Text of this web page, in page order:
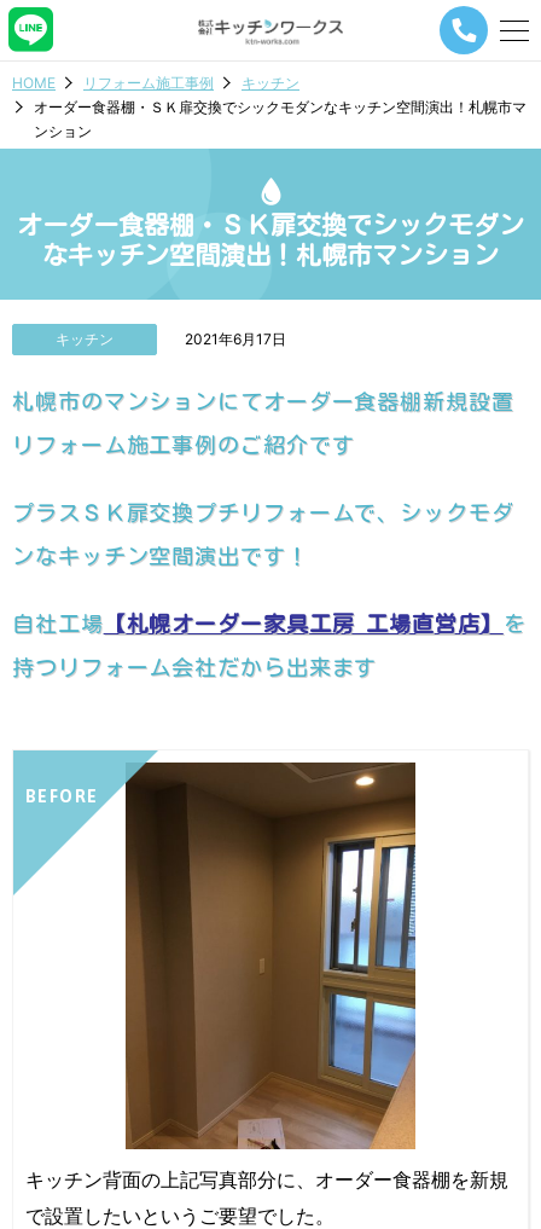
メ
ー
ビ
シ
ョ
タ
HOME リフォーム施工事例
キッチン
オーダー食器棚・ＳＫ扉交換でシックモダンなキッチン空間演出！札幌市マ
ンション
オーダー食器棚・ＳＫ扉交換でシックモダン
なキッチン空間演出！札幌市マンション
キッチン 2021年6月17日
札幌市のマンションにてオーダー食器棚新規設置
リフォーム施工事例のご紹介です
プラスＳＫ扉交換プチリフォームで、シックモダ
ンなキッチン空間演出です！
自社工場 【札幌オーダー家具工房 工場直営店】
を
持つリフォーム会社だから出来ます
BEFORE
キッチン背面の上記写真部分に、オーダー食器棚を新規
で設置したいというご要望でした。